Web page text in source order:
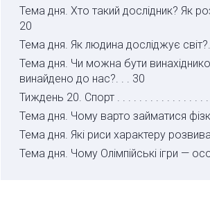
Тема дня. Хто такий дослідник? Як
20
Тема дня. Як людина досліджує
Тема дня. Чи можна бути
винайдено до нас?. . . 30
Тиждень 20. Спорт . . . . . . . . . . . . . . . .
Тема дня. Чому варто займатися
Тема дня. Які риси характеру
Тема дня. Чому Олімпійські ігри —